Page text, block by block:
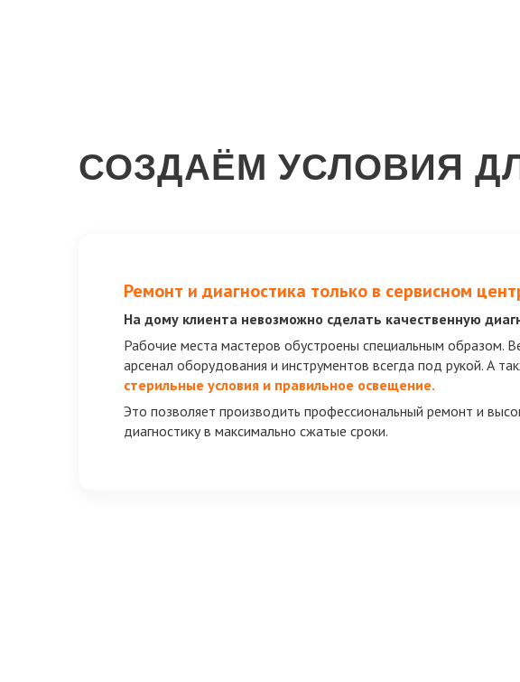
СОЗДАЁМ УСЛОВИЯ
Ремонт и диагностика только в сервисном
На дому клиента невозможно сделать качественную
Рабочие места мастеров обустроены специальным образом.
арсенал оборудования и инструментов всегда под рукой. А
стерильные условия и правильное освещение.
Это позволяет производить профессиональный ремонт и
диагностику в максимально сжатые сроки.